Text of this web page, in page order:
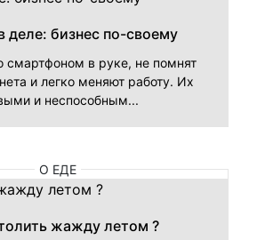
деле: бизнес по-своему
смартфоном в руке, не помнят
и легко меняют работу. Их
и неспособным...
О ЕДЕ
жажду летом ?